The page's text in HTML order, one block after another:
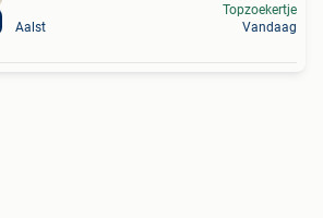
Aalst
Topzoekertje
Vandaag